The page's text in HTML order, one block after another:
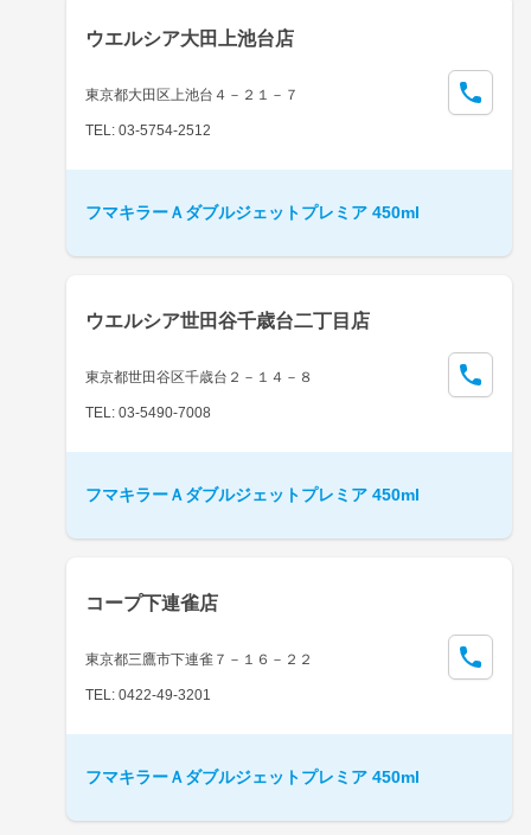
ウエルシア大田上池台店
東京都大田区上池台４－２１－７
TEL: 03-5754-2512
フマキラーＡダブルジェットプレミア 450ml
ウエルシア世田谷千歳台二丁目店
東京都世田谷区千歳台２－１４－８
TEL: 03-5490-7008
フマキラーＡダブルジェットプレミア 450ml
コープ下連雀店
東京都三鷹市下連雀７－１６－２２
TEL: 0422-49-3201
フマキラーＡダブルジェットプレミア 450ml